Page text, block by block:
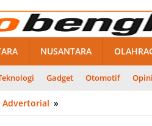
NUSANTARA
Gadget Otomotif Opini
Advertorial »
Ketua